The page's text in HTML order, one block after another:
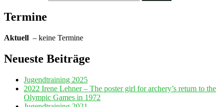
Termine
Aktuell – keine Termine
Neueste Beiträge
Jugendtraining 2025
2022 Irene Lehner – The poster girl for archery’s return to the
Olympic Games in 1972